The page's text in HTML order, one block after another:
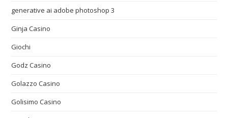
generative ai adobe photoshop 3
Ginja Casino
Giochi
Godz Casino
Golazzo Casino
Golisimo Casino